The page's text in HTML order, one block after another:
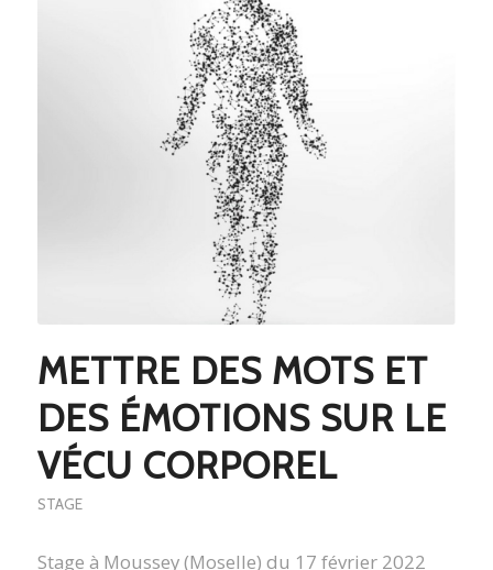
METTRE DES MOTS ET
DES ÉMOTIONS SUR LE
VÉCU CORPOREL
STAGE
Stage à Moussey (Moselle) du 17 février 2022